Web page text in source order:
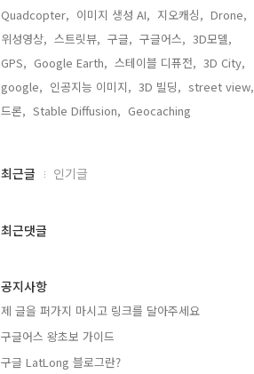
Quadcopter, 이미지 생성 AI, 지오캐싱, Drone,
위성영상, 스트릿뷰, 구글, 구글어스, 3D모델,
GPS, Google Earth, 스테이블 디퓨전, 3D City,
google, 인공지능 이미지, 3D 빌딩, street view,
드론, Stable Diffusion, Geocaching,
최
과
글
최근글 인기글
최근댓글
공지사항
제 글을 퍼가지 마시고 링크를 달아주세요
구글어스 왕초보 가이드
구글 LatLong 블로그란?